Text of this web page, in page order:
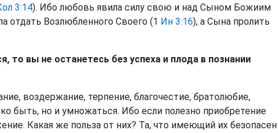
3:14). Ибо любовь явила силу свою и над Сыном Божиим
отдать Возлюбленного Своего (1 Ин 3:16), а Сына пролить
то вы не останетесь без успеха и плода в познании
воздержание, терпение, благочестие, братолюбие,
быть, но и умножаться. Ибо если полезно приобретение
Какая же польза от них? Та, что имеющий их безопасен